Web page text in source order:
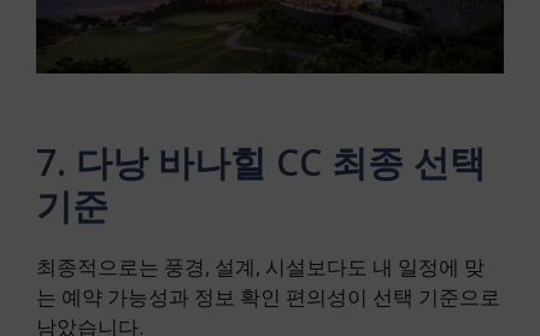
7. 다낭 바나힐 CC 최종 선택
기준
최종적으로는 풍경, 설계, 시설보다도 내 일정에 맞
는 예약 가능성과 정보 확인 편의성이 선택 기준으로
남았습니다.